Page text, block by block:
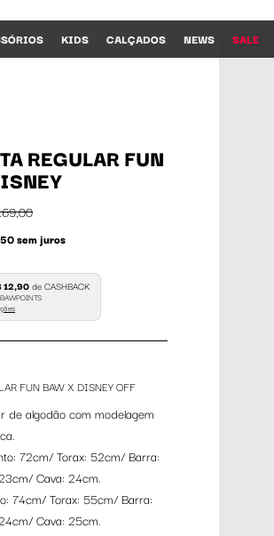
KIDS CALÇADOS NEWS SALE
REGULAR FUN
sem juros
12,90de CASHBACK
FUN BAW X DISNEY OFF
de algodão com modelagem
72cm/ Torax: 52cm/ Barra:
Cava: 24cm.
74cm/ Torax: 55cm/ Barra:
Cava: 25cm.